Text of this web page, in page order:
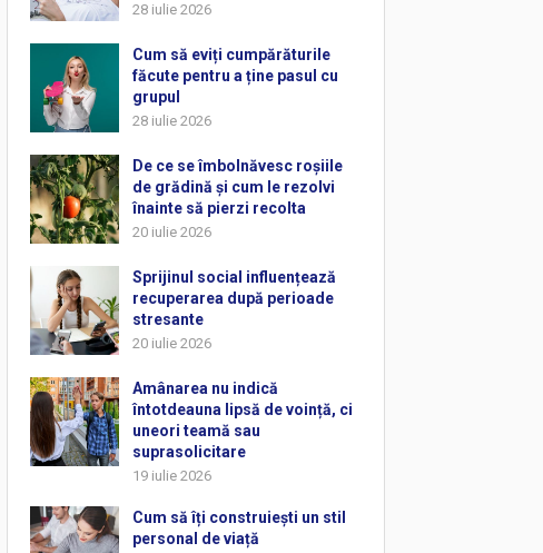
28 iulie 2026
Cum să eviți cumpărăturile
făcute pentru a ține pasul cu
grupul
28 iulie 2026
De ce se îmbolnăvesc roșiile
de grădină și cum le rezolvi
înainte să pierzi recolta
20 iulie 2026
Sprijinul social influențează
recuperarea după perioade
stresante
20 iulie 2026
Amânarea nu indică
întotdeauna lipsă de voință, ci
uneori teamă sau
suprasolicitare
19 iulie 2026
Cum să îți construiești un stil
personal de viață